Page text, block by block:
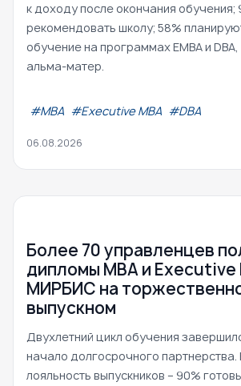
к доходу после окончания обучения;
рекомендовать школу; 58%
обучение на программах EMBA и
альма-матер.
#МВА #Executive MBA #DBA
06.08.2026
Более 70 управленцев
дипломы MBA и Executive
МИРБИС на
выпускном
Двухлетний цикл обучения
начало долгосрочного партнерства.
лояльность выпускников – 90%